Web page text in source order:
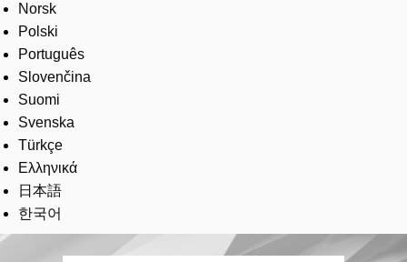
Norsk
Polski
Português
Slovenčina
Suomi
Svenska
Türkçe
Ελληνικά
日本語
한국어